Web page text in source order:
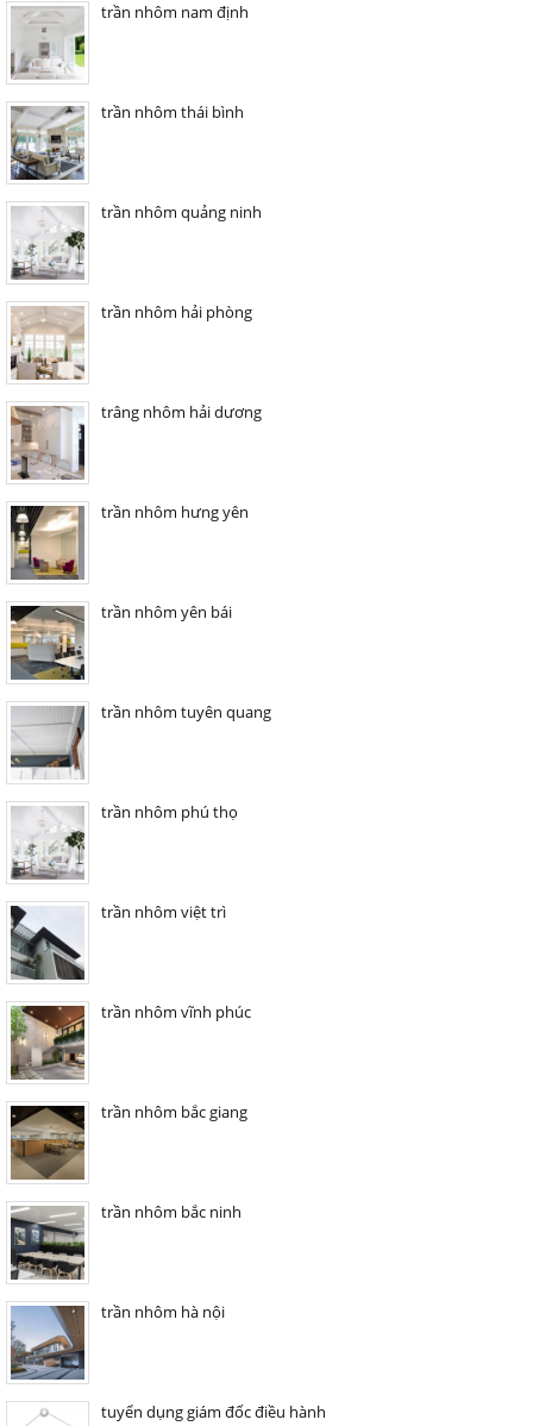
trần nhôm nam định
trần nhôm thái bình
trần nhôm quảng ninh
trần nhôm hải phòng
trâng nhôm hải dương
trần nhôm hưng yên
trần nhôm yên bái
trần nhôm tuyên quang
trần nhôm phú thọ
trần nhôm việt trì
trần nhôm vĩnh phúc
trần nhôm bắc giang
trần nhôm bắc ninh
trần nhôm hà nội
tuyển dụng giám đốc điều hành